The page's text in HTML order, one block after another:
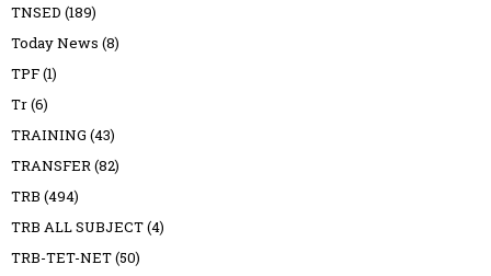
TNSED (189)
Today News (8)
TPF(1)
Tr(6)
TRAINING (43)
TRANSFER(82)
TRB (494)
TRB ALL SUBJECT(4)
TRB-TET-NET(50)